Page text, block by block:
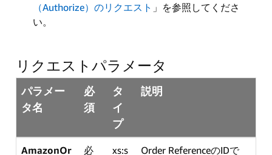
（Authorize）のリクエスト 」を参照してくださ
い。
リクエストパラメータ
パラメー
タ名
必
須
タ
イ
プ
説明
AmazonOr
必
xs:s
Order ReferenceのIDで